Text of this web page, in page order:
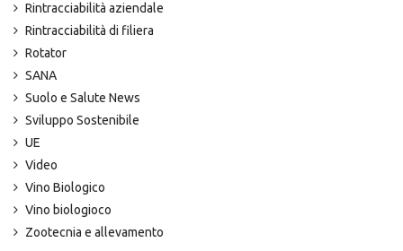
Rintracciabilità aziendale
Rintracciabilità di filiera
Rotator
SANA
Suolo e Salute News
Sviluppo Sostenibile
UE
Video
Vino Biologico
Vino biologioco
Zootecnia e allevamento